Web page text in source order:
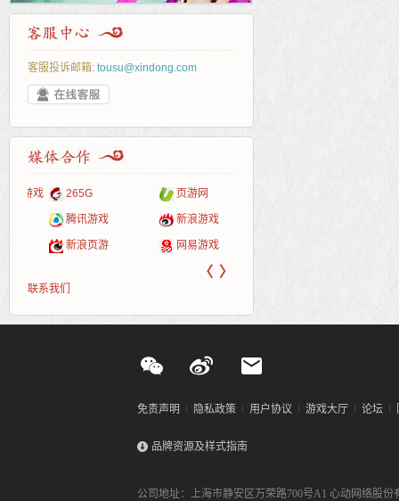
客服投诉邮箱: tousu@xindong.com
265G 页游网
腾讯游戏 新浪游戏
新浪页游 网易游戏
〈 〉
联系我们
免责声明 隐私政策 用户协议 游戏大厅 论坛
品牌资源及样式指南
公司地址：上海市静安区万荣路700号A1 心动网络股份